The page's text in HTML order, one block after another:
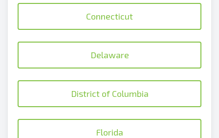
Connecticut
Delaware
District of Columbia
Florida